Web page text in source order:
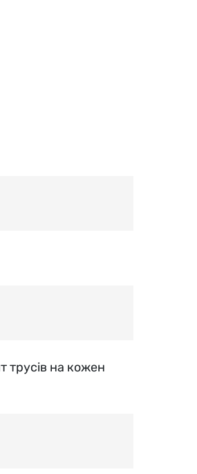
трусів на кожен